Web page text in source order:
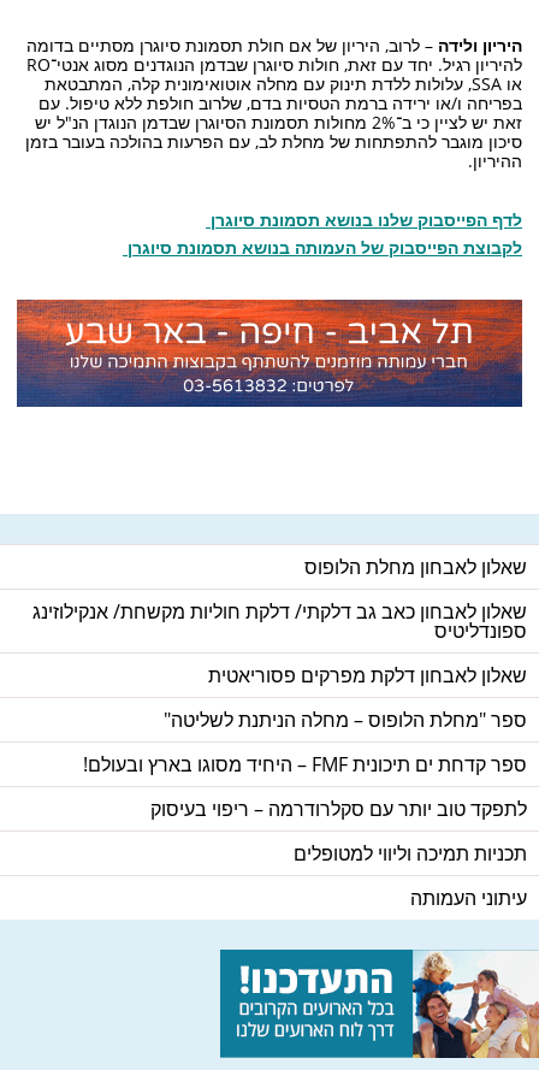
היריון ולידה – לרוב, היריון של אם חולת תסמונת סיוגרן מסתיים בדומה
להיריון רגיל. יחד עם זאת, חולות סיוגרן שבדמן הנוגדנים מסוג אנטי־RO
או SSA, עלולות ללדת תינוק עם מחלה אוטואימונית קלה, המתבטאת
בפריחה ו/או ירידה ברמת הטסיות בדם, שלרוב חולפת ללא טיפול. עם
זאת יש לציין כי ב־2% מחולות תסמונת הסיוגרן שבדמן הנוגדן הנ"ל יש
סיכון מוגבר להתפתחות של מחלת לב, עם הפרעות בהולכה בעובר בזמן
ההיריון.
לדף הפייסבוק שלנו בנושא תסמונת סיוגרן
לקבוצת הפייסבוק של העמותה בנושא תסמונת סיוגרן
שאלון לאבחון מחלת הלופוס
שאלון לאבחון כאב גב דלקתי/ דלקת חוליות מקשחת/ אנקילוזינג
ספונדליטיס
שאלון לאבחון דלקת מפרקים פסוריאטית
ספר "מחלת הלופוס – מחלה הניתנת לשליטה"
ספר קדחת ים תיכונית FMF – היחיד מסוגו בארץ ובעולם!
לתפקד טוב יותר עם סקלרודרמה – ריפוי בעיסוק
תכניות תמיכה וליווי למטופלים
עיתוני העמותה